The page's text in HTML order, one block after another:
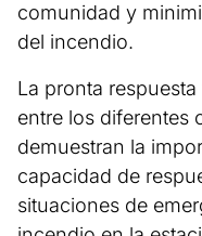
comunidad y
del incendio.
La pronta
entre los diferentes
demuestran la
capacidad de
situaciones de